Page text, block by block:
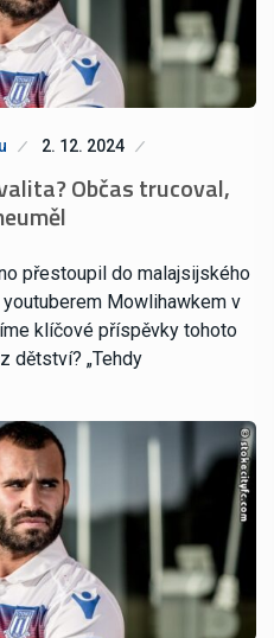
2. 12. 2024
Občas trucoval,
přestoupil do malajsijského
Mowlihawkem v
klíčové příspěvky tohoto
dětství? „Tehdy